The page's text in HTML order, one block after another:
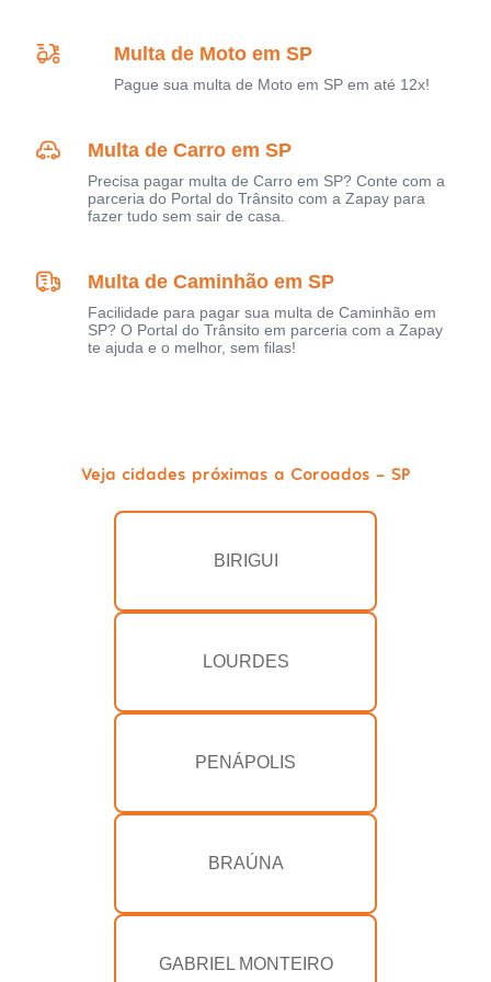
Multa de Moto em SP
Pague sua multa de Moto em SP em até 12x!
Multa de Carro em SP
Precisa pagar multa de Carro em SP? Conte com a
parceria do Portal do Trânsito com a Zapay para
fazer tudo sem sair de casa.
Multa de Caminhão em SP
Facilidade para pagar sua multa de Caminhão em
SP? O Portal do Trânsito em parceria com a Zapay
te ajuda e o melhor, sem filas!
Veja cidades próximas a Coroados - SP
BIRIGUI
LOURDES
PENÁPOLIS
BRAÚNA
GABRIEL MONTEIRO